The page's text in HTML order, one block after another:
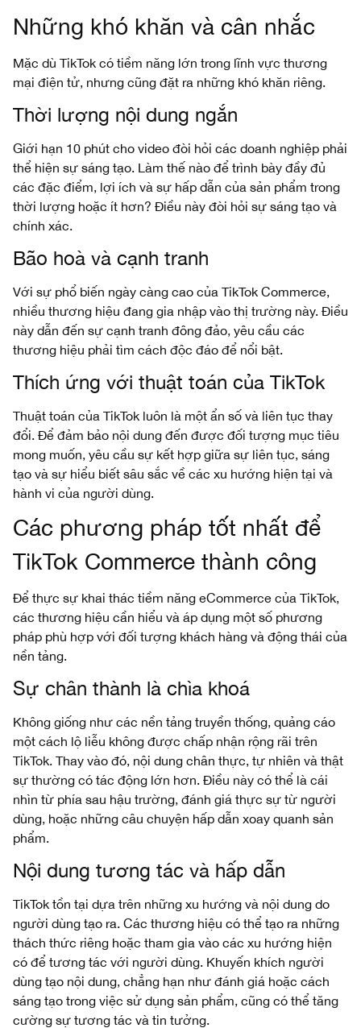
Những khó khăn và cân nhắc
Mặc dù TikTok có tiềm năng lớn trong lĩnh vực thương
mại điện tử, nhưng cũng đặt ra những khó khăn riêng.
Thời lượng nội dung ngắn
Giới hạn 10 phút cho video đòi hỏi các doanh nghiệp phải
thể hiện sự sáng tạo. Làm thế nào để trình bày đầy đủ
các đặc điểm, lợi ích và sự hấp dẫn của sản phẩm trong
thời lượng hoặc ít hơn? Điều này đòi hỏi sự sáng tạo và
chính xác.
Bão hoà và cạnh tranh
Với sự phổ biến ngày càng cao của TikTok Commerce,
nhiều thương hiệu đang gia nhập vào thị trường này. Điều
này dẫn đến sự cạnh tranh đông đảo, yêu cầu các
thương hiệu phải tìm cách độc đáo để nổi bật.
Thích ứng với thuật toán của TikTok
Thuật toán của TikTok luôn là một ẩn số và liên tục thay
đổi. Để đảm bảo nội dung đến được đối tượng mục tiêu
mong muốn, yêu cầu sự kết hợp giữa sự liên tục, sáng
tạo và sự hiểu biết sâu sắc về các xu hướng hiện tại và
hành vi của người dùng.
Các phương pháp tốt nhất để
TikTok Commerce thành công
Để thực sự khai thác tiềm năng eCommerce của TikTok,
các thương hiệu cần hiểu và áp dụng một số phương
pháp phù hợp với đối tượng khách hàng và động thái của
nền tảng.
Sự chân thành là chìa khoá
Không giống như các nền tảng truyền thống, quảng cáo
một cách lộ liễu không được chấp nhận rộng rãi trên
TikTok. Thay vào đó, nội dung chân thực, tự nhiên và thật
sự thường có tác động lớn hơn. Điều này có thể là cái
nhìn từ phía sau hậu trường, đánh giá thực sự từ người
dùng, hoặc những câu chuyện hấp dẫn xoay quanh sản
phẩm.
Nội dung tương tác và hấp dẫn
TikTok tồn tại dựa trên những xu hướng và nội dung do
người dùng tạo ra. Các thương hiệu có thể tạo ra những
thách thức riêng hoặc tham gia vào các xu hướng hiện
có để tương tác với người dùng. Khuyến khích người
dùng tạo nội dung, chẳng hạn như đánh giá hoặc cách
sáng tạo trong việc sử dụng sản phẩm, cũng có thể tăng
cường sự tương tác và tin tưởng.